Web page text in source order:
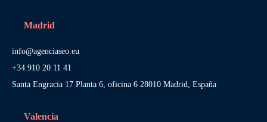
Madrid
info@agenciaseo.eu
+34 910 20 11 41
Santa Engracia 17 Planta 6, oficina 6 28010 Madrid, España
Valencia